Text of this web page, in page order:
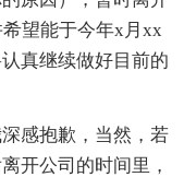
望能于今年x月xx
真继续做好目前的
感抱歉，当然，若
开公司的时间里，